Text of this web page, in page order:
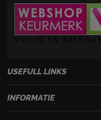
USEFULL LINKS
INFORMATIE